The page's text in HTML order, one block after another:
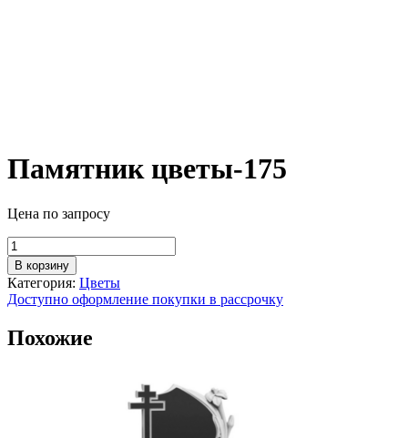
Памятник цветы-175
Цена по запросу
Количество
товара
Памятник
цветы-175
В корзину
Категория: Цветы
Доступно оформление покупки в рассрочку
Похожие